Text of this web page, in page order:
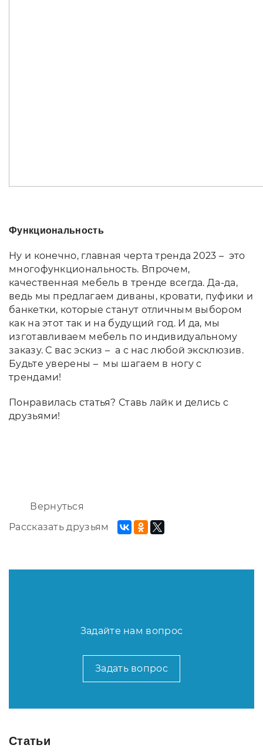
Функциональность
Ну и конечно, главная черта тренда 2023 – это
многофункциональность. Впрочем,
качественная мебель в тренде всегда. Да-да,
ведь мы предлагаем диваны, кровати, пуфики и
банкетки, которые станут отличным выбором
как на этот так и на будущий год. И да, мы
изготавливаем мебель по индивидуальному
заказу. С вас эскиз – а с нас любой эксклюзив.
Будьте уверены – мы шагаем в ногу с
трендами!
Понравилась статья? Ставь лайк и делись с
друзьями!
Вернуться
Рассказать друзьям
Задайте нам вопрос
Задать вопрос
Статьи